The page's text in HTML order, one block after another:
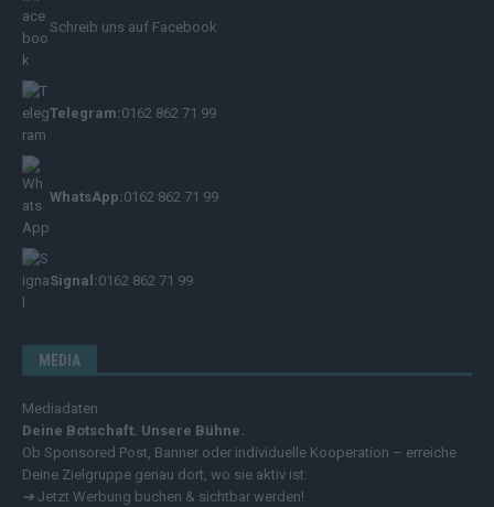
Schreib uns auf Facebook
Telegram:0162 862 71 99
WhatsApp:0162 862 71 99
Signal:0162 862 71 99
MEDIA
Mediadaten
Deine Botschaft. Unsere Bühne.
Ob Sponsored Post, Banner oder individuelle Kooperation – erreiche
Deine Zielgruppe genau dort, wo sie aktiv ist.
➔ Jetzt Werbung buchen & sichtbar werden!